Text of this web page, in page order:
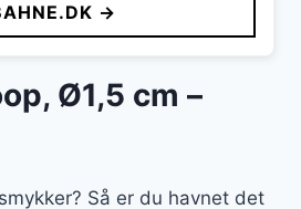
→
Ø1,5 cm –
Så er du havnet det